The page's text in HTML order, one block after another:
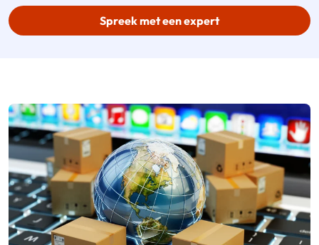
Spreek met een expert